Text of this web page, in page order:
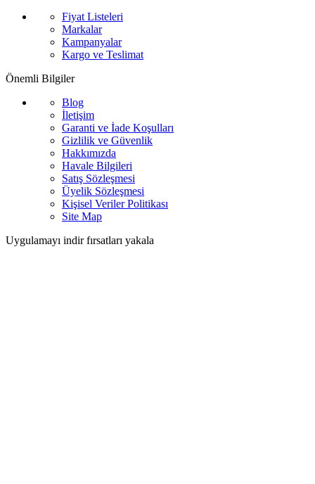
Fiyat Listeleri
Markalar
Kampanyalar
Kargo ve Teslimat
Önemli Bilgiler
Blog
İletişim
Garanti ve İade Koşulları
Gizlilik ve Güvenlik
Hakkımızda
Havale Bilgileri
Satış Sözleşmesi
Üyelik Sözleşmesi
Kişisel Veriler Politikası
Site Map
Uygulamayı indir fırsatları yakala